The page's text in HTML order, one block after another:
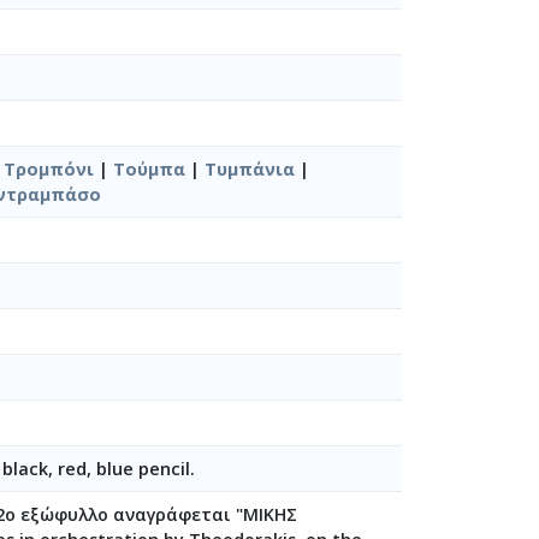
[1946]
22]
15]
Τρομπόνι | Τούμπα | Τυμπάνια |
red, blue pencil.
εξώφυλλο αναγράφεται "ΜΙΚΗΣ